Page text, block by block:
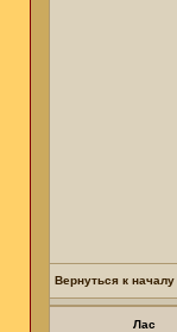
Вернуться к началу
Лас